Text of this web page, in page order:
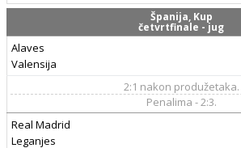
Španija, Kup
četvrtfinale - jug
Alaves
Valensija
2:1 nakon produžetaka.
Penalima - 2:3.
Real Madrid
Leganjes